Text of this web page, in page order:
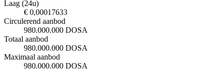
Laag (24u)
€ 0,00017633
Circulerend aanbod
980.000.000 DOSA
Totaal aanbod
980.000.000 DOSA
Maximaal aanbod
980.000.000 DOSA